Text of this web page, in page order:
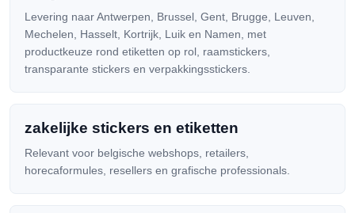
Levering naar Antwerpen, Brussel, Gent, Brugge, Leuven,
Mechelen, Hasselt, Kortrijk, Luik en Namen, met
productkeuze rond etiketten op rol, raamstickers,
transparante stickers en verpakkingsstickers.
zakelijke stickers en etiketten
Relevant voor belgische webshops, retailers,
horecaformules, resellers en grafische professionals.